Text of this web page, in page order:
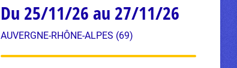
Du 25/11/26 au 27/11/26
AUVERGNE-RHÔNE-ALPES (69)